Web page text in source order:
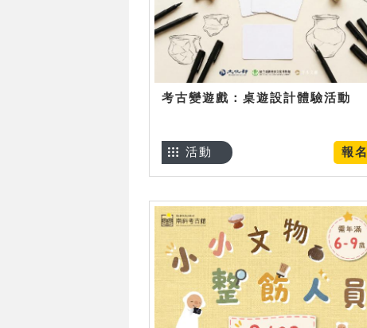
考古變遊戲：桌遊設計體驗活動
報名
活動